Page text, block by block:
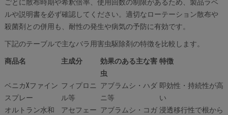
ルや説明書を必ず確認してください。適切なローテーション散布や
殺菌剤との併用も、耐性の発生や病気の予防に有効です。
下記のテーブルで主なバラ用害虫駆除剤の特徴を比較します。
商品名
主成分
効果のある主な害
虫
特徴
ベニカXファイン
スプレー
フィプロニ
ル等
アブラムシ・ハダ
ニ等
即効性・持続性が高
い
オルトラン水和
アセフェー アブラムシ・コガ 浸透移行性で根から